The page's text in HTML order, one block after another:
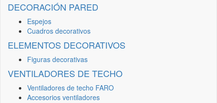
DECORACIÓN PARED
Espejos
Cuadros decorativos
ELEMENTOS DECORATIVOS
Figuras decorativas
VENTILADORES DE TECHO
Ventiladores de techo FARO
Accesorios ventiladores